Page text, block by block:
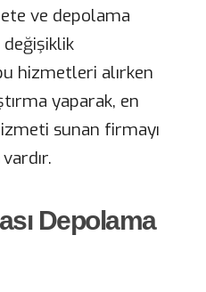
ve depolama
değişiklik
hizmetleri alırken
yaparak, en
sunan firmayı
Depolama